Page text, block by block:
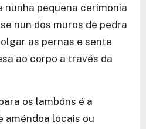
nunha pequena cerimonia
nun dos muros de pedra
as pernas e sente
ao corpo a través da
os lambóns é a
améndoa locais ou